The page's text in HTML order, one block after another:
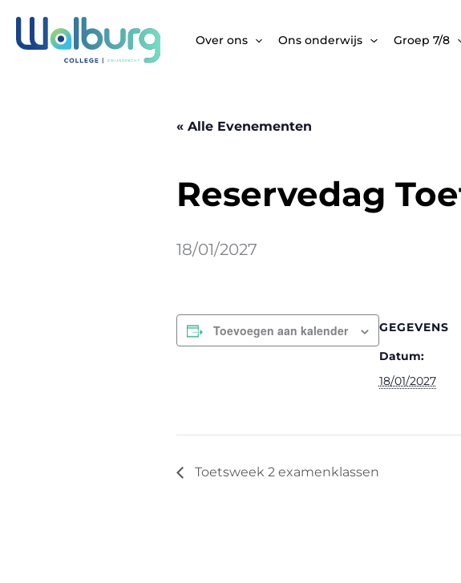
Ga
naar
Over ons Ons onderwijs Groep 7/8
« Alle Evenementen
Reservedag
18/01/2027
Toevoegen aan kalender
GEGEVENS
Datum:
18/01/2027
Toetsweek 2 examenklassen